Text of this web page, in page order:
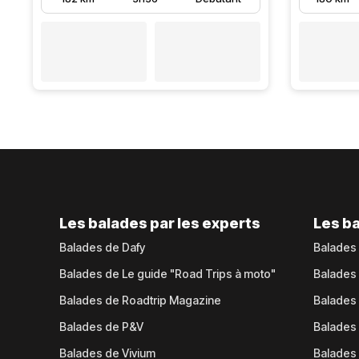
Les balades par les experts
Balades de Dafy
Balades de Le guide "Road Trips à moto"
Balades de Roadtrip Magazine
Balades de P&V
Balades de Vivium
Les